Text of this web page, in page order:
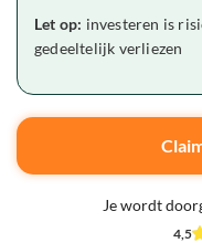
Let op: investeren is
gedeeltelijk verliezen
Je wordt
4,5